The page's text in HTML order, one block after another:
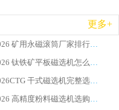
更多+
2026 矿用永磁滚筒厂家排行榜选购指南，行业口碑领域强者华体会手机网页版-华体会(中国)
2026 钛铁矿平板磁选机怎么选 靠谱生产企业实力排行榜选购参考攻略
2026CTG 干式磁选机完整选购指南 行业口碑顶尖靠谱生产龙头厂家实力推荐
2026 高精度粉料磁选机选购全攻略 行业优质品牌华体会手机网页版-华体会(中国) 实力深度解析